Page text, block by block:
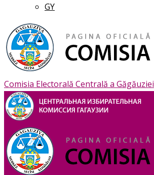
GY
Comisia Electorală Centrală a Găgăuziei